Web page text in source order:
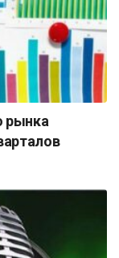
рынка